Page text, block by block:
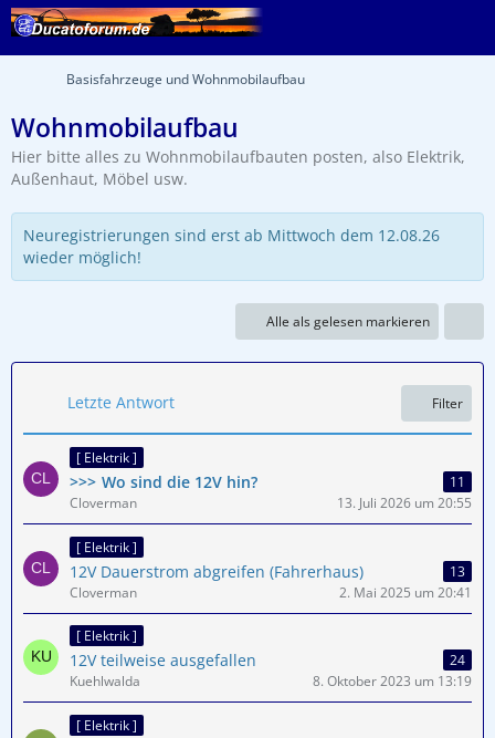
Basisfahrzeuge und Wohnmobilaufbau
Wohnmobilaufbau
Hier bitte alles zu Wohnmobilaufbauten posten, also Elektrik,
Außenhaut, Möbel usw.
Neuregistrierungen sind erst ab Mittwoch dem 12.08.26
wieder möglich!
Alle als gelesen markieren
Letzte Antwort Filter
[ Elektrik ]
Wo sind die 12V hin?
11
Cloverman
13. Juli 2026 um 20:55
[ Elektrik ]
12V Dauerstrom abgreifen (Fahrerhaus)
13
Cloverman
2. Mai 2025 um 20:41
[ Elektrik ]
12V teilweise ausgefallen
24
Kuehlwalda
8. Oktober 2023 um 13:19
[ Elektrik ]